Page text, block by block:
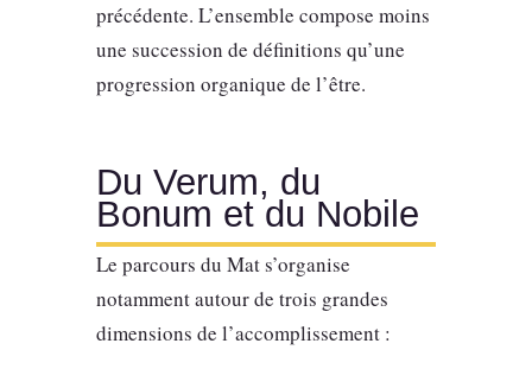
précédente. L’ensemble compose moins
une succession de définitions qu’une
progression organique de l’être.
Du Verum, du
Bonum et du Nobile
Le parcours du Mat s’organise
notamment autour de trois grandes
dimensions de l’accomplissement :